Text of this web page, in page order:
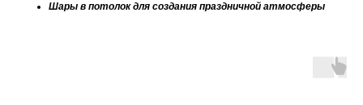
Шары в потолок для создания праздничной атмосферы